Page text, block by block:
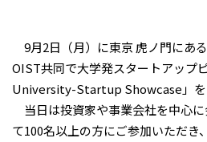
9月2日（月）に東京 虎ノ門にあ
OIST共同で大学発スタートアップ
University-Startup Showcase」を
当日は投資家や事業会社を中心
て100名以上の方にご参加いただき